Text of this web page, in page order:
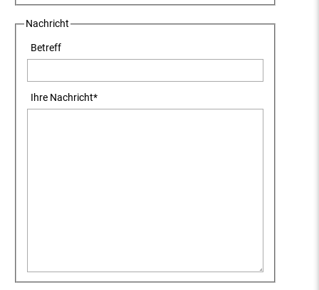
Nachricht
Betreff
Ihre Nachricht*